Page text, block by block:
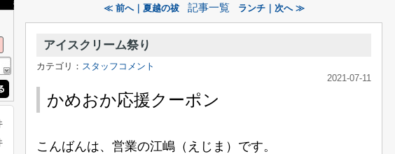
≪ 前へ｜夏越の祓 記事一覧 ランチ｜次へ ≫
アイスクリーム祭り
カテゴリ： スタッフコメント
2021-07-11
かめおか応援クーポン
こんばんは、営業の江嶋（えじま）です。